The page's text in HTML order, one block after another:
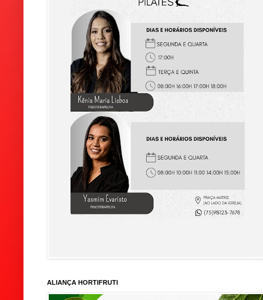
ALIANÇA HORTIFRUTI